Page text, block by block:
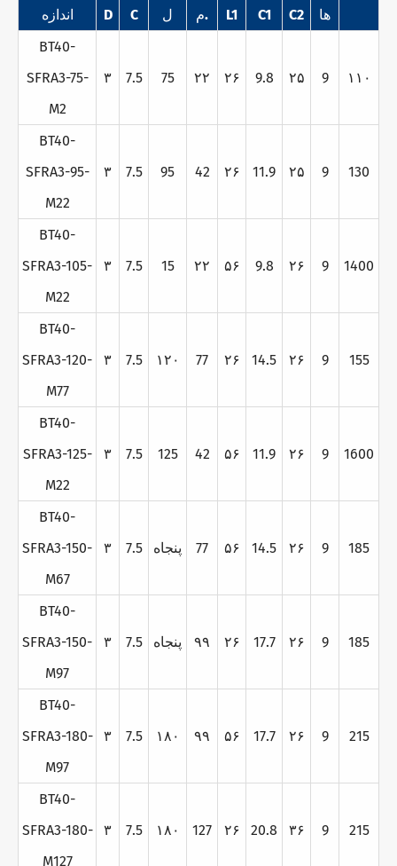
اندازه D C ل م. L1 C1 C2
ها
BT40-
SFRA3-75-
M2
۳ 7.5 75 ۲۲ ۲۶ 9.8 ۲۵ 9 ۱۱۰
BT40-
SFRA3-95-
M22
۳ 7.5 95 42 ۲۶ 11.9 ۲۵ 9 130
BT40-
SFRA3-105-
M22
۳ 7.5 15 ۲۲ ۵۶ 9.8 ۲۶ 9 1400
BT40-
SFRA3-120-
M77
۳ 7.5 ۱۲۰ 77 ۲۶ 14.5 ۲۶ 9 155
BT40-
SFRA3-125-
M22
۳ 7.5 125 42 ۵۶ 11.9 ۲۶ 9 1600
BT40-
SFRA3-150-
M67
۳ 7.5 پنجاه 77 ۵۶ 14.5 ۲۶ 9 185
BT40-
SFRA3-150-
M97
۳ 7.5 پنجاه ۹۹ ۲۶ 17.7 ۲۶ 9 185
BT40-
SFRA3-180-
M97
۳ 7.5 ۱۸۰ ۹۹ ۵۶ 17.7 ۲۶ 9 215
BT40-
SFRA3-180-
M127
۳ 7.5 ۱۸۰ 127 ۲۶ 20.8 ۳۶ 9 215